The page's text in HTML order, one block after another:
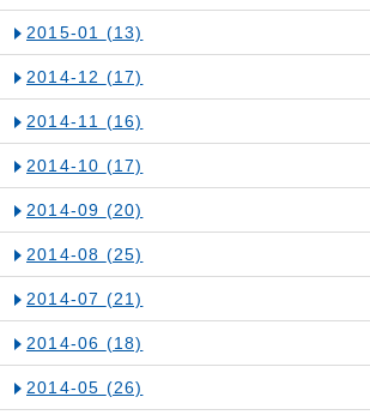
2015-01 (13)
2014-12 (17)
2014-11 (16)
2014-10 (17)
2014-09 (20)
2014-08 (25)
2014-07 (21)
2014-06 (18)
2014-05 (26)